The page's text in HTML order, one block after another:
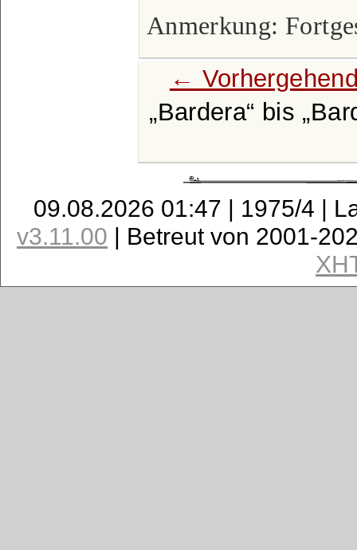
Anmerkung:
←
Bardera
bis
09.08.2026 01:47 | 1975/4 |
v3.11.00 | Betreut von 2001-